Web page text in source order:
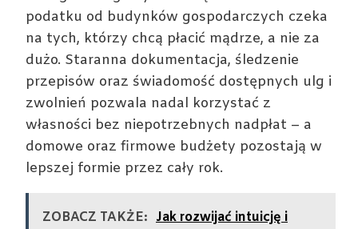
podatku od budynków gospodarczych czeka
na tych, którzy chcą płacić mądrze, a nie za
dużo. Staranna dokumentacja, śledzenie
przepisów oraz świadomość dostępnych ulg i
zwolnień pozwala nadal korzystać z
własności bez niepotrzebnych nadpłat – a
domowe oraz firmowe budżety pozostają w
lepszej formie przez cały rok.
ZOBACZ TAKŻE: Jak rozwijać intuicję i